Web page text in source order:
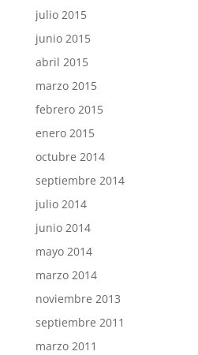
julio 2015
junio 2015
abril 2015
marzo 2015
febrero 2015
enero 2015
octubre 2014
septiembre 2014
julio 2014
junio 2014
mayo 2014
marzo 2014
noviembre 2013
septiembre 2011
marzo 2011